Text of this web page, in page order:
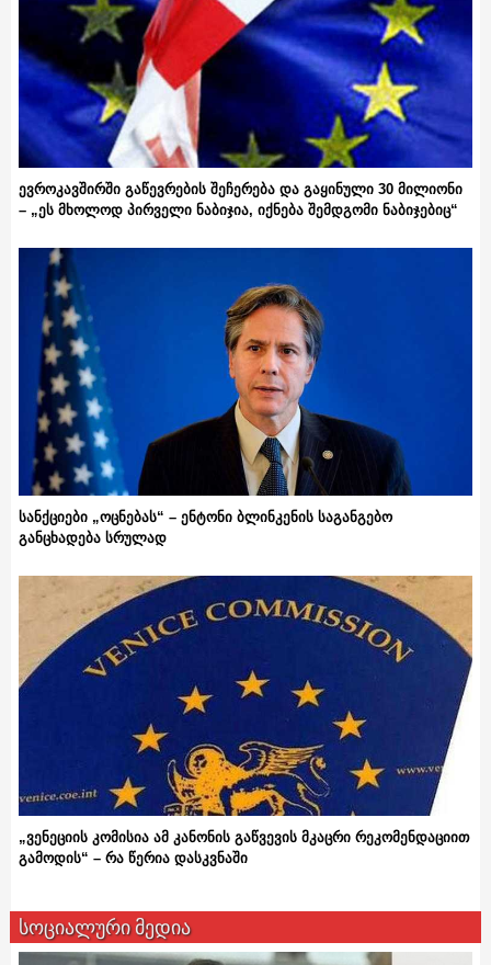
ევროკავშირში გაწევრების შეჩერება და გაყინული 30 მილიონი
– „ეს მხოლოდ პირველი ნაბიჯია, იქნება შემდგომი ნაბიჯებიც“
სანქციები „ოცნებას“ – ენტონი ბლინკენის საგანგებო
განცხადება სრულად
„ვენეციის კომისია ამ კანონის გაწვევის მკაცრი რეკომენდაციით
გამოდის“ – რა წერია დასკვნაში
სოციალური მედია